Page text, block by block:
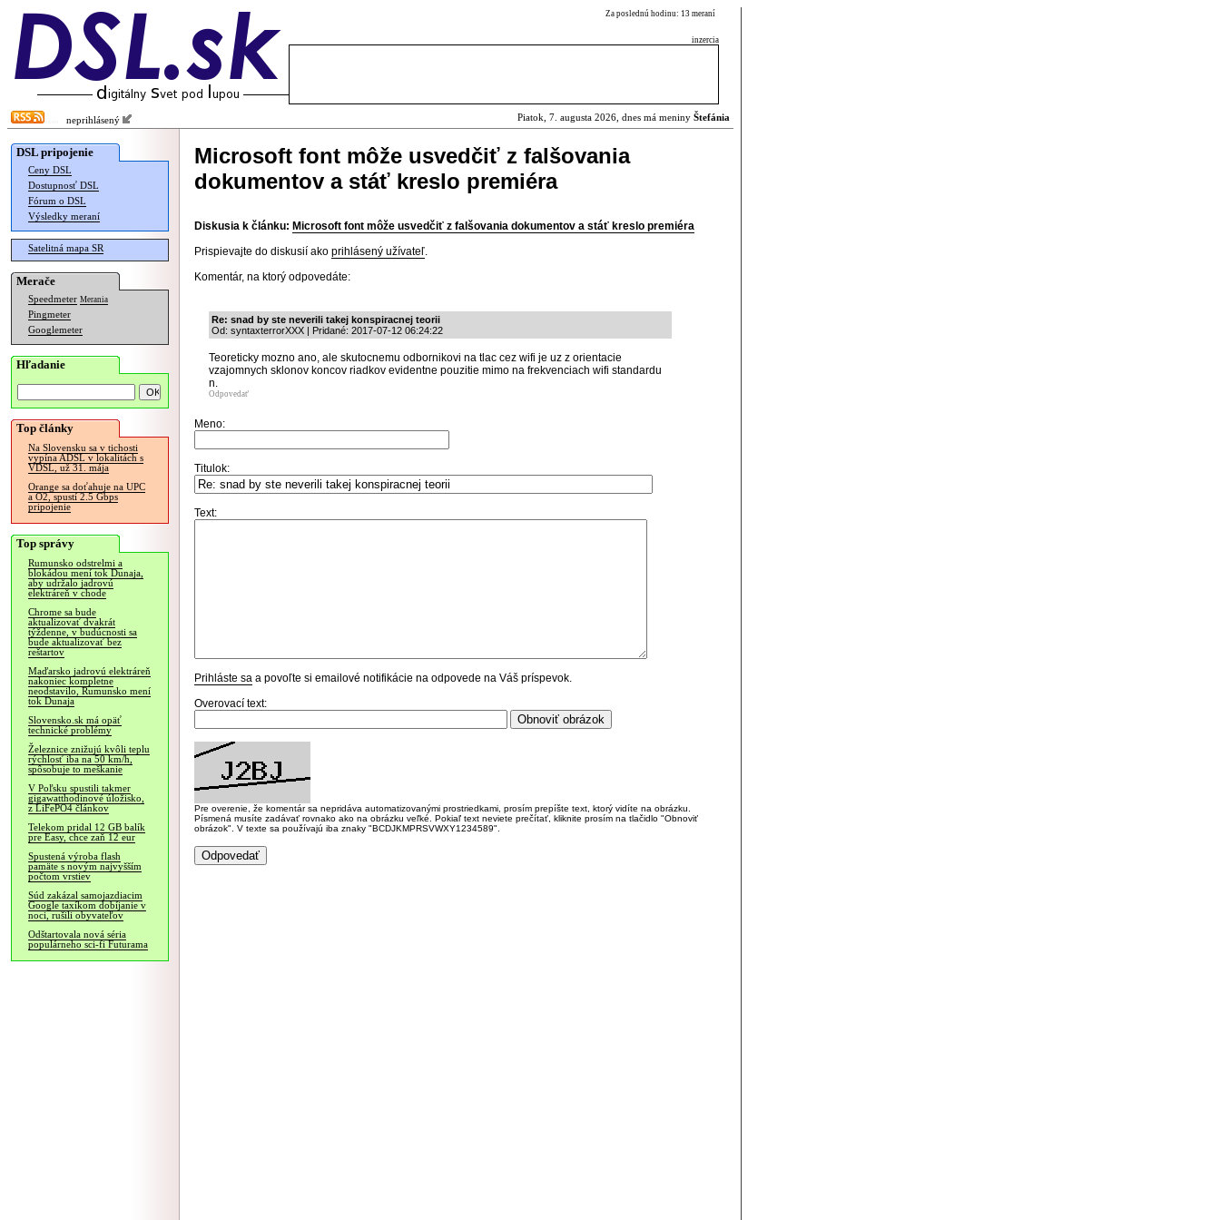
Za poslednú hodinu: 13 meraní
inzercia
neprihlásený Piatok, 7. augusta 2026, dnes má meniny Štefánia
DSL pripojenie
Ceny DSL
Dostupnosť DSL
Fórum o DSL
Výsledky meraní
Satelitná mapa SR
Merače
Speedmeter Merania
Pingmeter
Googlemeter
Hľadanie
Top články
Na Slovensku sa v tichosti
vypína ADSL v lokalitách s
VDSL, už 31. mája
Orange sa doťahuje na UPC
a O2, spustí 2.5 Gbps
pripojenie
Top správy
Rumunsko odstrelmi a
blokádou mení tok Dunaja,
aby udržalo jadrovú
elektráreň v chode
Chrome sa bude
aktualizovať dvakrát
týždenne, v budúcnosti sa
bude aktualizovať bez
reštartov
Maďarsko jadrovú elektráreň
nakoniec kompletne
neodstavilo, Rumunsko mení
tok Dunaja
Slovensko.sk má opäť
technické problémy
Železnice znižujú kvôli teplu
rýchlosť iba na 50 km/h,
spôsobuje to meškanie
V Poľsku spustili takmer
gigawatthodinové úložisko,
z LiFePO4 článkov
Telekom pridal 12 GB balík
pre Easy, chce zaň 12 eur
Spustená výroba flash
pamäte s novým najvyšším
počtom vrstiev
Súd zakázal samojazdiacim
Google taxíkom dobíjanie v
noci, rušili obyvateľov
Odštartovala nová séria
populárneho sci-fi Futurama
Microsoft font môže usvedčiť z falšovania
dokumentov a stáť kreslo premiéra
Diskusia k článku: Microsoft font môže usvedčiť z falšovania dokumentov a stáť kreslo premiéra
Prispievajte do diskusií ako prihlásený užívateľ.
Komentár, na ktorý odpovedáte:
Re: snad by ste neverili takej konspiracnej teorii
Od: syntaxterrorXXX | Pridané: 2017-07-12 06:24:22
Teoreticky mozno ano, ale skutocnemu odbornikovi na tlac cez wifi je uz z orientacie
vzajomnych sklonov koncov riadkov evidentne pouzitie mimo na frekvenciach wifi standardu
n.
Odpovedať
Meno:
Titulok:
Text:
Prihláste sa a povoľte si emailové notifikácie na odpovede na Váš príspevok.
Overovací text:
Pre overenie, že komentár sa nepridáva automatizovanými prostriedkami, prosím prepíšte text, ktorý vidíte na obrázku.
Písmená musíte zadávať rovnako ako na obrázku veľké. Pokiaľ text neviete prečítať, kliknite prosím na tlačidlo "Obnoviť
obrázok". V texte sa používajú iba znaky "BCDJKMPRSVWXY1234589".